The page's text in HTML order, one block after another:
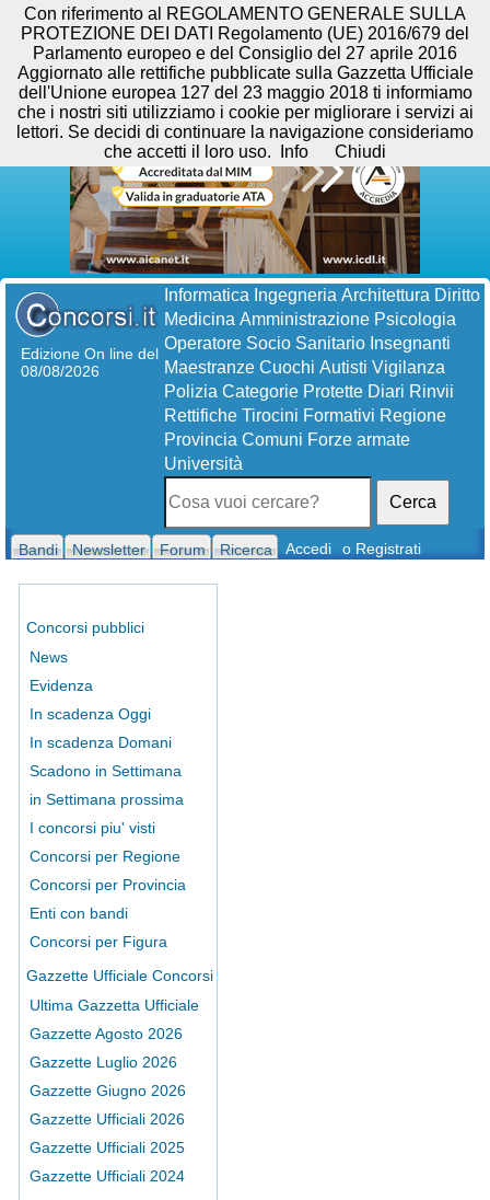
Edizione On line del
08/08/2026
Informatica Ingegneria Architettura Diritto
Medicina Amministrazione Psicologia
Operatore Socio Sanitario Insegnanti
Maestranze Cuochi Autisti Vigilanza
Polizia Categorie Protette Diari Rinvii
Rettifiche Tirocini Formativi Regione
Provincia Comuni Forze armate
Università
Cerca
Bandi Newsletter Forum Ricerca Accedi o Registrati
Concorsi pubblici
News
Evidenza
In scadenza Oggi
In scadenza Domani
Scadono in Settimana
in Settimana prossima
I concorsi piu' visti
Concorsi per Regione
Concorsi per Provincia
Enti con bandi
Concorsi per Figura
Gazzette Ufficiale Concorsi
Ultima Gazzetta Ufficiale
Gazzette Agosto 2026
Gazzette Luglio 2026
Gazzette Giugno 2026
Gazzette Ufficiali 2026
Gazzette Ufficiali 2025
Gazzette Ufficiali 2024
Con riferimento al REGOLAMENTO GENERALE SULLA
PROTEZIONE DEI DATI Regolamento (UE) 2016/679 del
Parlamento europeo e del Consiglio del 27 aprile 2016
Aggiornato alle rettifiche pubblicate sulla Gazzetta Ufficiale
dell'Unione europea 127 del 23 maggio 2018 ti informiamo
che i nostri siti utilizziamo i cookie per migliorare i servizi ai
lettori. Se decidi di continuare la navigazione consideriamo
che accetti il loro uso.
Info Chiudi